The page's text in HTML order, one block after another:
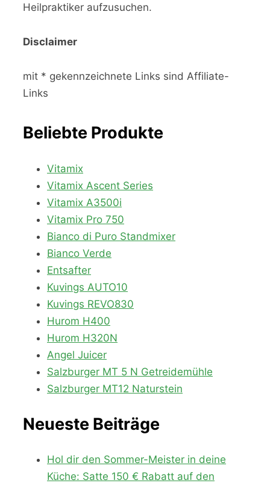
Heilpraktiker aufzusuchen.
Disclaimer
mit * gekennzeichnete Links sind Affiliate-
Links
Beliebte Produkte
Vitamix
Vitamix Ascent Series
Vitamix A3500i
Vitamix Pro 750
Bianco di Puro Standmixer
Bianco Verde
Entsafter
Kuvings AUTO10
Kuvings REVO830
Hurom H400
Hurom H320N
Angel Juicer
Salzburger MT 5 N Getreidemühle
Salzburger MT12 Naturstein
Neueste Beiträge
Hol dir den Sommer-Meister in deine
Küche: Satte 150 € Rabatt auf den